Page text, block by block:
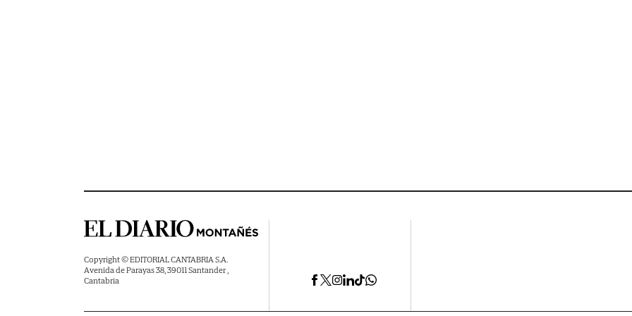
Copyright © EDITORIAL CANTABRIA S.A.
Avenida de Parayas 38, 39011 Santander ,
Cantabria